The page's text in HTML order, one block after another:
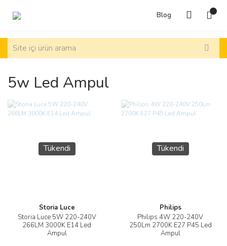
Blog
5w Led Ampul
Tükendi
Storia Luce
Storia Luce 5W 220-240V
266LM 3000K E14 Led
Ampul
Tükendi
Philips
Philips 4W 220-240V
250Lm 2700K E27 P45 Led
Ampul